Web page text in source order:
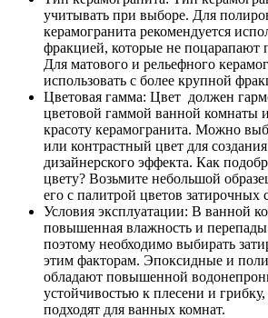
учитывать при выборе. Для
керамогранита рекомендуется
фракцией, которые не поцарапают
Для матового и рельефного
использовать с более крупной
Цветовая гамма: Цвет должен
цветовой гаммой ванной комнаты
красоту керамогранита. Можно
или контрастный цвет для
дизайнерского эффекта. Как
цвету? Возьмите небольшой
его с палитрой цветов затирочных
Условия эксплуатации: В ванной
повышенная влажность и перепады
поэтому необходимо выбирать
этим факторам. Эпоксидные и
обладают повышенной
устойчивостью к плесени и
подходят для ванных комнат.